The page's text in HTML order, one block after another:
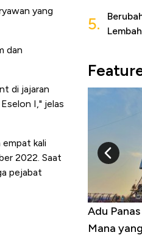
yang
dan
di jajaran
I," jelas
kali
2022. Saat
pejabat
5.
Berbahaya
Adu
Mana